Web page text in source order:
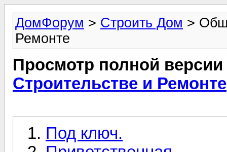
ДомФорум > Строить Дом >
Ремонте
Просмотр полной
Строительстве и Ремонте
Под ключ.